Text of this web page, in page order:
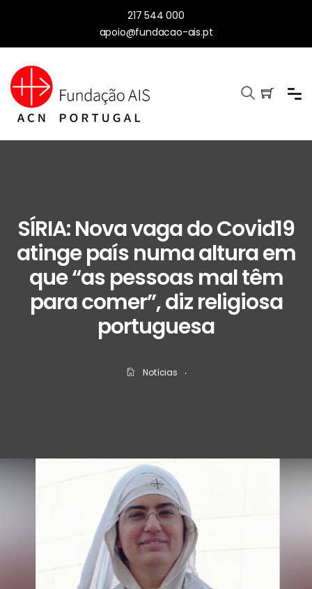
217 544 000
apoio@fundacao-ais.pt
SÍRIA: Nova vaga do Covid19
atinge país numa altura em
que “as pessoas mal têm
para comer”, diz religiosa
portuguesa
Notícias ‧